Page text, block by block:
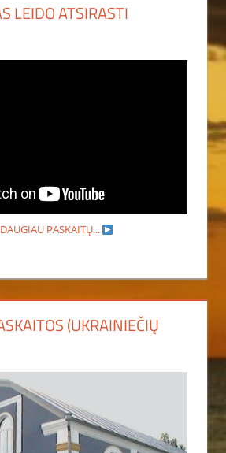
LEIDO ATSIRASTI
DAUGIAU PASKAITŲ...
(UKRAINIEČIŲ